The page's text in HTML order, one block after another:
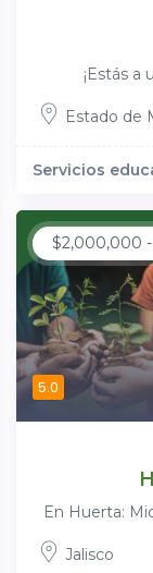
¡Estás a
Estado de
Servicios
$2,000,000 -
5.0
En Huerta:
Jalisco